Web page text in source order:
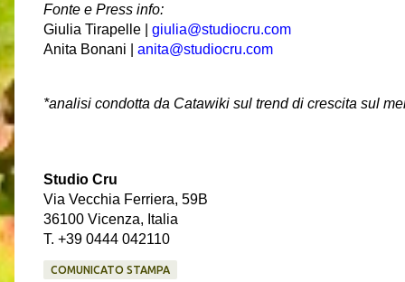
Fonte e Press info:
Giulia Tirapelle | giulia@studiocru.com
​Anita Bonani | anita@studiocru.com
*analisi condotta da Catawiki sul trend di crescita sul
Studio Cru
​Via Vecchia Ferriera, 59B
​​​36100 Vicenza, Italia
​​​T. +39 0444 042110
COMUNICATO STAMPA